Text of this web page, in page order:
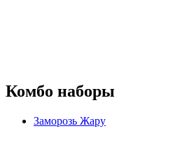
Комбо наборы
Заморозь Жару